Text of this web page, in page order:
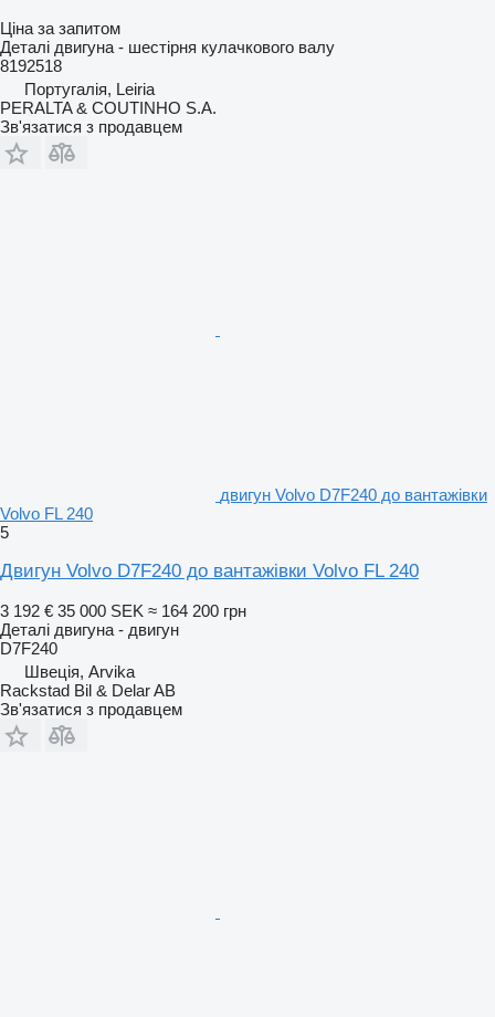
Ціна за запитом
Деталі двигуна - шестірня кулачкового валу
8192518
Португалія, Leiria
PERALTA & COUTINHO S.A.
Зв'язатися з продавцем
двигун Volvo D7F240 до вантажівки
Volvo FL 240
5
Двигун Volvo D7F240 до вантажівки Volvo FL 240
3 192 € 35 000 SEK ≈ 164 200 грн
Деталі двигуна - двигун
D7F240
Швеція, Arvika
Rackstad Bil & Delar AB
Зв'язатися з продавцем